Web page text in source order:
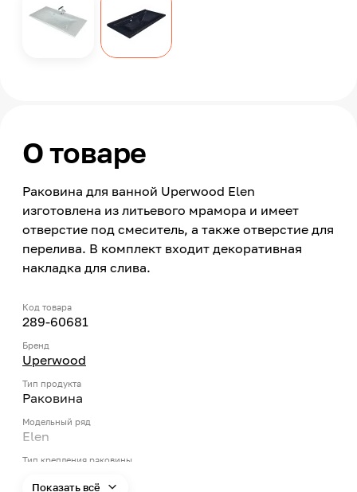
О товаре
Раковина для ванной Uperwood Elen
изготовлена из литьевого мрамора и имеет
отверстие под смеситель, а также отверстие для
перелива. В комплект входит декоративная
накладка для слива.
Код товара
289-60681
Бренд
Uperwood
Тип продукта
Раковина
Модельный ряд
Elen
Тип крепления раковины
Показать всё